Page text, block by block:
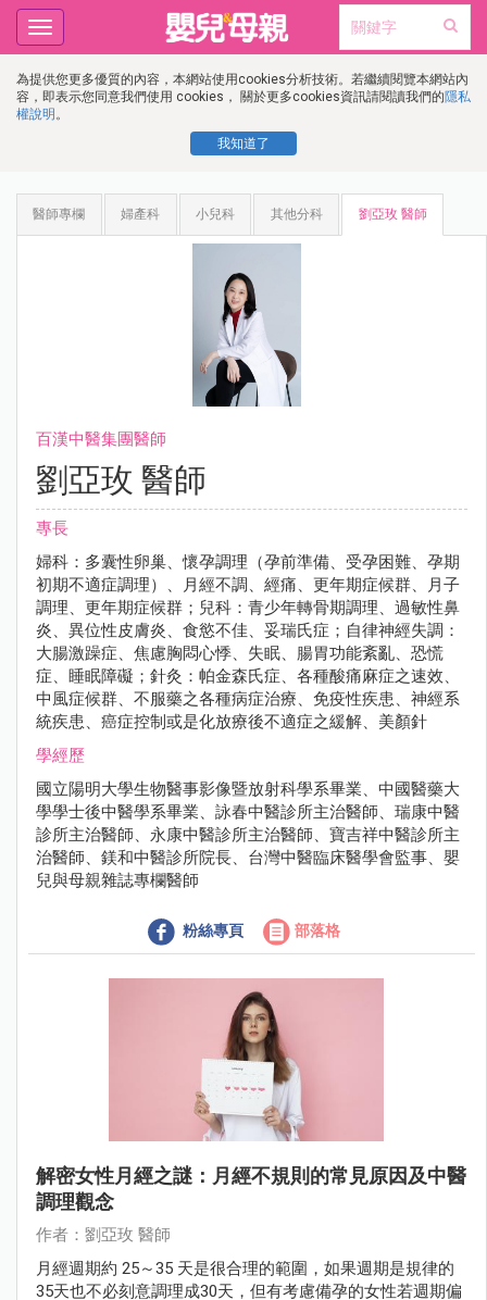
為提供您更多優質的內容，本網站使用cookies分析技術。若繼續閱覽本網站內
容，即表示您同意我們使用 cookies， 關於更多cookies資訊請閱讀我們的隱私
權說明 。
我知道了
Toggle
navigation
醫師專欄 婦產科 小兒科 其他分科 劉亞玫 醫師
百漢中醫集團醫師
劉亞玫 醫師
專長
婦科：多囊性卵巢、懷孕調理（孕前準備、受孕困難、孕期
初期不適症調理）、月經不調、經痛、更年期症候群、月子
調理、更年期症候群；兒科：青少年轉骨期調理、過敏性鼻
炎、異位性皮膚炎、食慾不佳、妥瑞氏症；自律神經失調：
大腸激躁症、焦慮胸悶心悸、失眠、腸胃功能紊亂、恐慌
症、睡眠障礙；針灸：帕金森氏症、各種酸痛麻症之速效、
中風症候群、不服藥之各種病症治療、免疫性疾患、神經系
統疾患、癌症控制或是化放療後不適症之緩解、美顏針
學經歷
國立陽明大學生物醫事影像暨放射科學系畢業、中國醫藥大
學學士後中醫學系畢業、詠春中醫診所主治醫師、瑞康中醫
診所主治醫師、永康中醫診所主治醫師、寶吉祥中醫診所主
治醫師、鎂和中醫診所院長、台灣中醫臨床醫學會監事、嬰
兒與母親雜誌專欄醫師
粉絲專頁 部落格
解密女性月經之謎：月經不規則的常見原因及中醫
調理觀念
作者：劉亞玫 醫師
月經週期約 25～35 天是很合理的範圍，如果週期是規律的
35天也不必刻意調理成30天，但有考慮備孕的女性若週期偏